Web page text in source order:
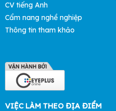
CV tiếng Anh
Cẩm nang nghề nghiệp
Thông tin tham khảo
VIỆC LÀM THEO ĐỊA ĐIỂM